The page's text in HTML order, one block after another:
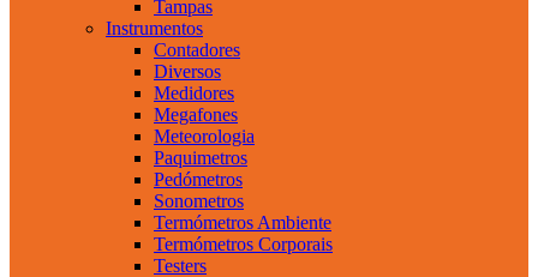
Tampas
Instrumentos
Contadores
Diversos
Medidores
Megafones
Meteorologia
Paquimetros
Pedómetros
Sonometros
Termómetros Ambiente
Termómetros Corporais
Testers